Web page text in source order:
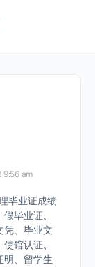
9:56 am
毕业证成绩
毕业证、
凭、毕业文
馆认证、
明、留学生